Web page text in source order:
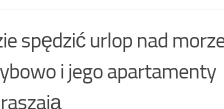
spędzić urlop nad
i jego apartamenty